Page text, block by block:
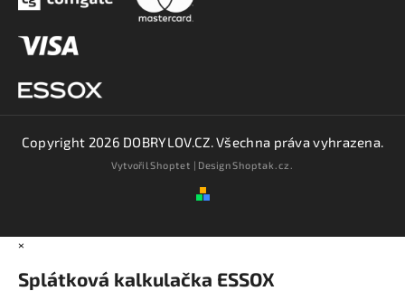
Copyright 2026 DOBRYLOV.CZ . Všechna práva vyhrazena.
VytvořilShoptet | DesignShoptak.cz.
×
Splátková kalkulačka ESSOX